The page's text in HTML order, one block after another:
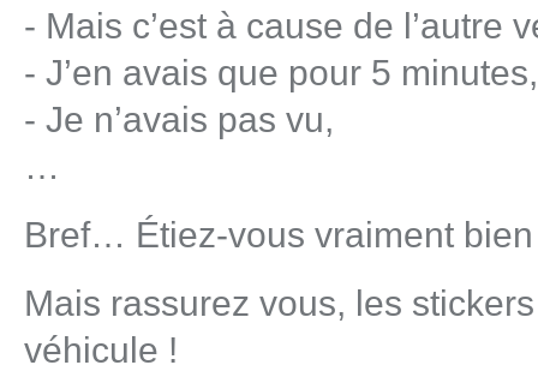
- Mais c’est à cause de l’autre
- J’en avais que pour 5 minutes,
- Je n’avais pas vu,
…
Bref… Étiez-vous vraiment
Mais rassurez vous, les
véhicule !